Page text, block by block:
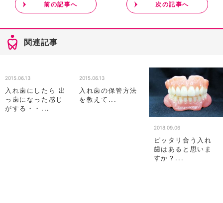
前の記事へ 次の記事へ
関連記事
2015.06.13
入れ歯にしたら 出
っ歯になった感じ
がする・・...
2015.06.13
入れ歯の保管方法
を教えて...
2018.09.06
ピッタリ合う入れ
歯はあると思いま
すか？...